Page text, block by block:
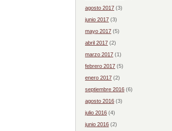
agosto 2017 (3)
junio 2017 (3)
mayo 2017 (5)
abril 2017 (2)
marzo 2017 (1)
febrero 2017 (5)
enero 2017 (2)
septiembre 2016 (6)
agosto 2016 (3)
julio 2016 (4)
junio 2016 (2)